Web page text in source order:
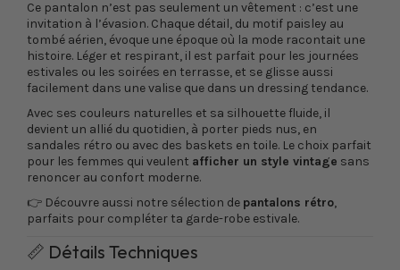
Ce pantalon n’est pas seulement un vêtement : c’est une
invitation à l’évasion. Chaque détail, du motif paisley au
tombé aérien, évoque une époque où la mode racontait une
histoire. Léger et respirant, il est parfait pour les journées
estivales ou les soirées en terrasse, et se glisse aussi
facilement dans une valise que dans un dressing tendance.
Avec ses couleurs naturelles et sa silhouette fluide, il
devient un allié du quotidien, à porter pieds nus, en
sandales rétro ou avec des baskets en toile. Le choix parfait
pour les femmes qui veulent afficher un style vintage sans
renoncer au confort moderne.
👉 Découvre aussi notre sélection de pantalons rétro,
parfaits pour compléter ta garde-robe estivale.
📏 Détails Techniques